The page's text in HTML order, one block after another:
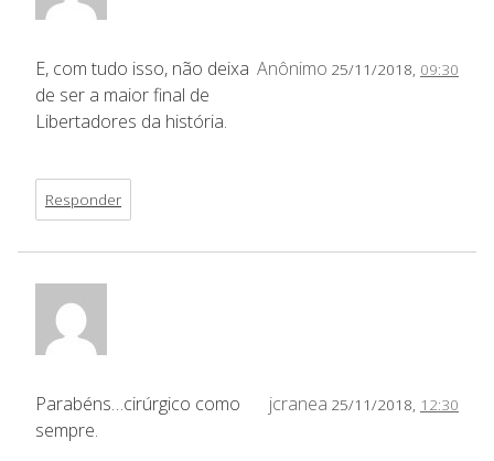
Anônimo 25/11/2018, 09:30
E, com tudo isso, não deixa
de ser a maior final de
Libertadores da história.
Responder
jcranea 25/11/2018, 12:30
Parabéns…cirúrgico como
sempre.